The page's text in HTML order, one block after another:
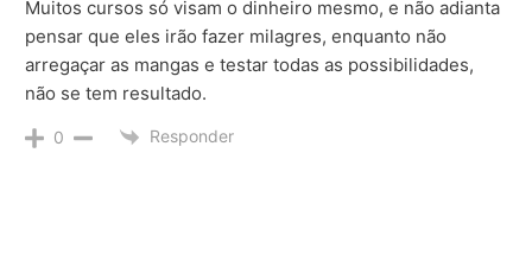
Muitos cursos só visam o dinheiro mesmo, e não adianta
pensar que eles irão fazer milagres, enquanto não
arregaçar as mangas e testar todas as possibilidades,
não se tem resultado.
0 Responder